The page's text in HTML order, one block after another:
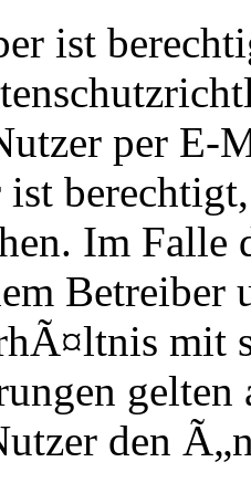
ist
per E-
Im Falle
Betreiber
mit
den